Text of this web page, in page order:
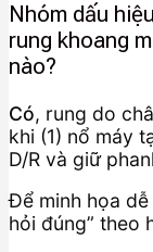
Nhóm dấu
rung khoang
nào?
Có, rung do
khi (1) nổ máy
D/R và giữ
Để minh họa
hỏi đúng” theo